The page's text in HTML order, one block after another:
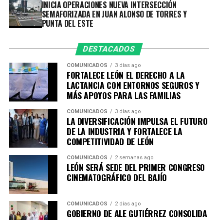
Ciudad sustentable y Resiliente- 11 de septiembre.
Desarrollo Económico- 14 de septiembre.
Educación y Cultura- 30 de septiembre.
Las sesiones tendrán como sedes instituciones
académicas y organismos empresariales de la ciudad,
entre ellos la Academia Metropolitana de Seguridad
Pública, CANACO Servytur León, Universidad
Iberoamericana León, Universidad La Salle Bajío,
CANACINTRA León y el Tecnológico de Monterrey
Campus León, fortaleciendo el trabajo colaborativo
entre gobierno, academia, iniciativa privada y sociedad.
Municipal de Planeación de León refrendan su
compromiso con la participación ciudadana y la
planeación estratégica como herramientas
fundamentales para construir una ciudad más
competitiva, sostenible, incluyente y preparada para los
INICIA OPERACIONES NUEVA INTERSECCIÓN
SEMAFORIZADA EN JUAN ALONSO DE TORRES Y
PUNTA DEL ESTE
DESTACADOS
COMUNICADOS 3 días ago
FORTALECE LEÓN EL DERECHO A LA
LACTANCIA CON ENTORNOS SEGUROS Y
MÁS APOYOS PARA LAS FAMILIAS
COMUNICADOS 3 días ago
LA DIVERSIFICACIÓN IMPULSA EL FUTURO
DE LA INDUSTRIA Y FORTALECE LA
COMPETITIVIDAD DE LEÓN
COMUNICADOS 2 semanas ago
LEÓN SERÁ SEDE DEL PRIMER CONGRESO
CINEMATOGRÁFICO DEL BAJÍO
COMUNICADOS 2 días ago
GOBIERNO DE ALE GUTIÉRREZ CONSOLIDA